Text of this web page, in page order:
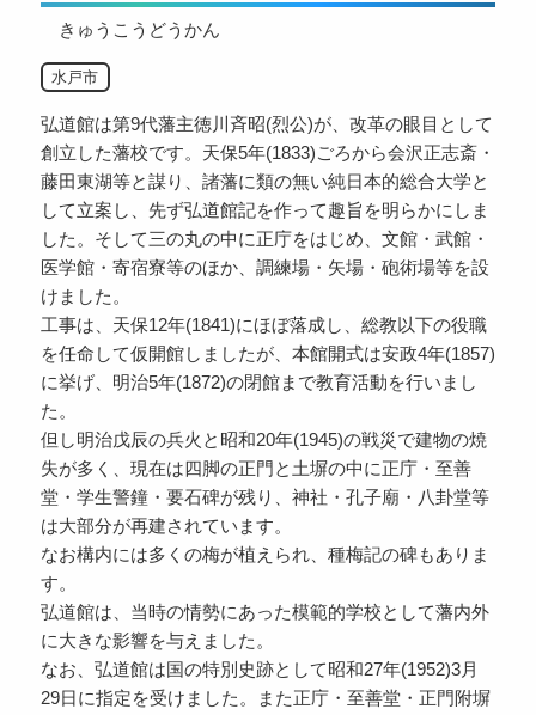
きゅうこうどうかん
水戸市
弘道館は第9代藩主徳川斉昭(烈公)が、改革の眼目として
創立した藩校です。天保5年(1833)ごろから会沢正志斎・
藤田東湖等と謀り、諸藩に類の無い純日本的総合大学と
して立案し、先ず弘道館記を作って趣旨を明らかにしま
した。そして三の丸の中に正庁をはじめ、文館・武館・
医学館・寄宿寮等のほか、調練場・矢場・砲術場等を設
けました。
工事は、天保12年(1841)にほぼ落成し、総教以下の役職
を任命して仮開館しましたが、本館開式は安政4年(1857)
に挙げ、明治5年(1872)の閉館まで教育活動を行いまし
た。
但し明治戊辰の兵火と昭和20年(1945)の戦災で建物の焼
失が多く、現在は四脚の正門と土塀の中に正庁・至善
堂・学生警鐘・要石碑が残り、神社・孔子廟・八卦堂等
は大部分が再建されています。
なお構内には多くの梅が植えられ、種梅記の碑もありま
す。
弘道館は、当時の情勢にあった模範的学校として藩内外
に大きな影響を与えました。
なお、弘道館は国の特別史跡として昭和27年(1952)3月
29日に指定を受けました。また正庁・至善堂・正門附塀